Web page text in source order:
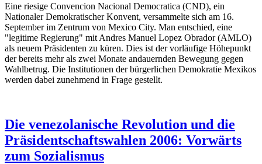
Eine riesige Convencion Nacional Democratica (CND), ein
Nationaler Demokratischer Konvent, versammelte sich am 16.
September im Zentrum von Mexico City. Man entschied, eine
"legitime Regierung" mit Andres Manuel Lopez Obrador (AMLO)
als neuem Präsidenten zu küren. Dies ist der vorläufige Höhepunkt
der bereits mehr als zwei Monate andauernden Bewegung gegen
Wahlbetrug. Die Institutionen der bürgerlichen Demokratie Mexikos
werden dabei zunehmend in Frage gestellt.
Die venezolanische Revolution und die
Präsidentschaftswahlen 2006: Vorwärts
zum Sozialismus